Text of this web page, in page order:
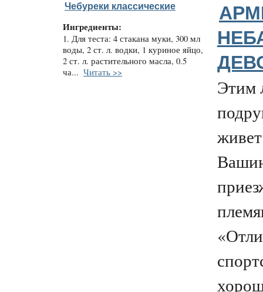
Чебуреки классические
Ингредиенты:
1. Для теста: 4 стакана муки, 300 мл
воды, 2 ст. л. водки, 1 куриное яйцо,
2 ст. л. растительного масла, 0.5
ча... Читать >>
Этим